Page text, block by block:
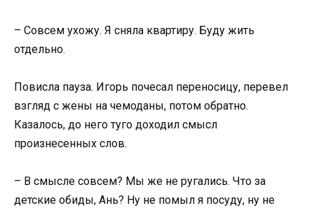
– Совсем ухожу. Я сняла квартиру. Буду жить
отдельно.
Повисла пауза. Игорь почесал переносицу, перевел
взгляд с жены на чемоданы, потом обратно.
Казалось, до него туго доходил смысл
произнесенных слов.
– В смысле совсем? Мы же не ругались. Что за
детские обиды, Ань? Ну не помыл я посуду, ну не